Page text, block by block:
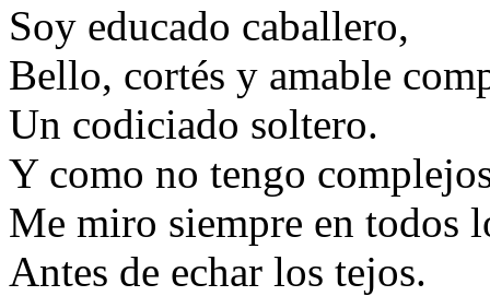
Soy educado caballero,
Bello, cortés y amable
Un codiciado soltero.
Y como no tengo
Me miro siempre en todos
Antes de echar los tejos.